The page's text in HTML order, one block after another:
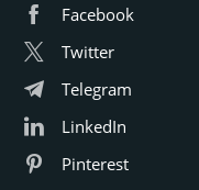
Facebook
Twitter
Telegram
LinkedIn
Pinterest